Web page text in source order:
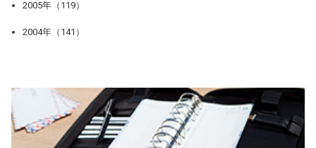
2005年（119）
2004年（141）